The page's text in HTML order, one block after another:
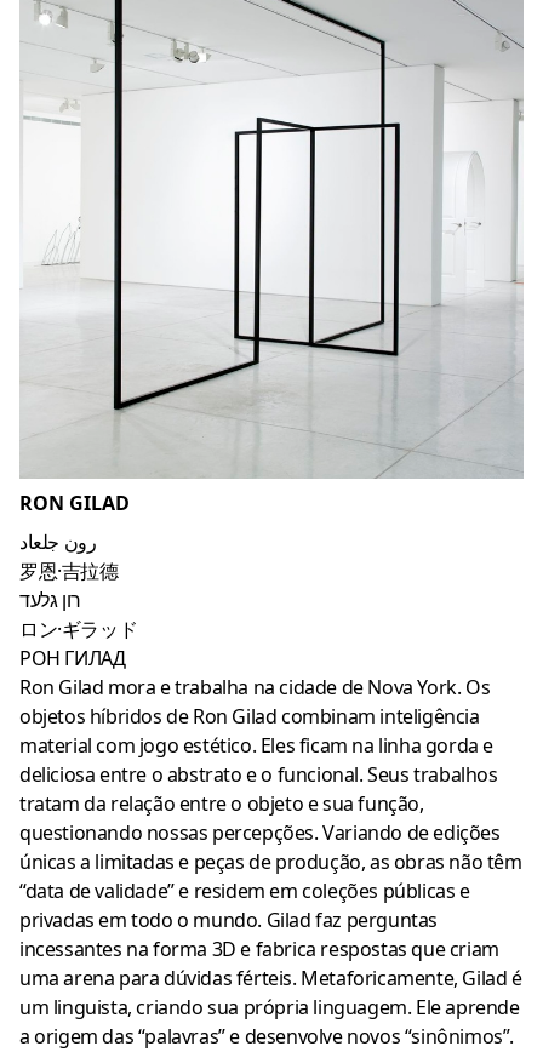
RON GILAD
رون جلعاد
罗恩·吉拉德
רון גלעד
ロン·ギラッド
РОН ГИЛАД
Ron Gilad mora e trabalha na cidade de Nova York. Os
objetos híbridos de Ron Gilad combinam inteligência
material com jogo estético. Eles ficam na linha gorda e
deliciosa entre o abstrato e o funcional. Seus trabalhos
tratam da relação entre o objeto e sua função,
questionando nossas percepções. Variando de edições
únicas a limitadas e peças de produção, as obras não têm
“data de validade” e residem em coleções públicas e
privadas em todo o mundo. Gilad faz perguntas
incessantes na forma 3D e fabrica respostas que criam
uma arena para dúvidas férteis. Metaforicamente, Gilad é
um linguista, criando sua própria linguagem. Ele aprende
a origem das “palavras” e desenvolve novos “sinônimos”.